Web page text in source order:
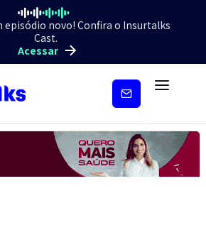
episódio novo! Confira o Insurtalks
Cast.
Acessar
Inscreva-